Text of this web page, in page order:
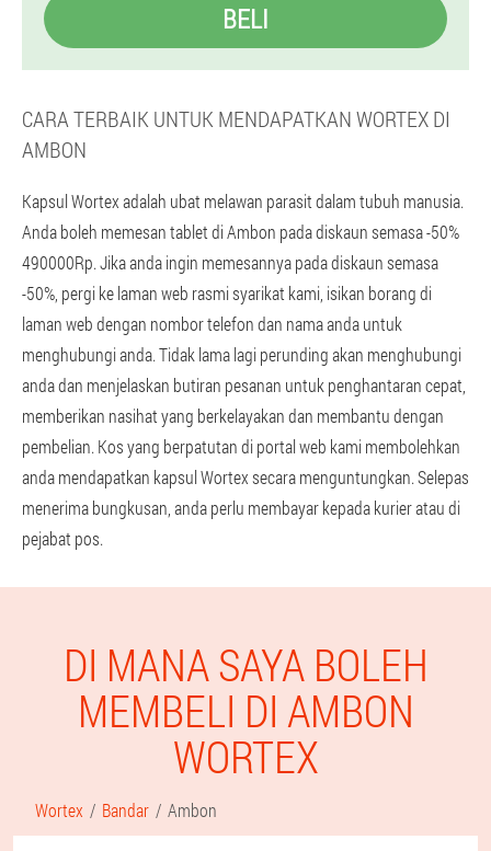
BELI
CARA TERBAIK UNTUK MENDAPATKAN WORTEX DI
AMBON
Kapsul Wortex adalah ubat melawan parasit dalam tubuh manusia.
Anda boleh memesan tablet di Ambon pada diskaun semasa -50%
490000Rp. Jika anda ingin memesannya pada diskaun semasa
-50%, pergi ke laman web rasmi syarikat kami, isikan borang di
laman web dengan nombor telefon dan nama anda untuk
menghubungi anda. Tidak lama lagi perunding akan menghubungi
anda dan menjelaskan butiran pesanan untuk penghantaran cepat,
memberikan nasihat yang berkelayakan dan membantu dengan
pembelian. Kos yang berpatutan di portal web kami membolehkan
anda mendapatkan kapsul Wortex secara menguntungkan. Selepas
menerima bungkusan, anda perlu membayar kepada kurier atau di
pejabat pos.
DI MANA SAYA BOLEH
MEMBELI DI AMBON
WORTEX
Wortex Bandar Ambon